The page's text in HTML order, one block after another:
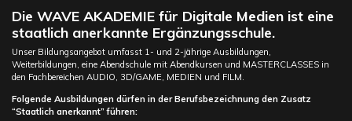
Die WAVE AKADEMIE für Digitale Medien ist eine
staatlich anerkannte Ergänzungsschule.
Unser Bildungsangebot umfasst 1- und 2-jährige Ausbildungen,
Weiterbildungen, eine Abendschule mit Abendkursen und MASTERCLASSES in
den Fachbereichen AUDIO, 3D/GAME, MEDIEN und FILM.
Folgende Ausbildungen dürfen in der Berufsbezeichnung den Zusatz
“Staatlich anerkannt” führen: